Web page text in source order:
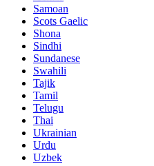
Samoan
Scots Gaelic
Shona
Sindhi
Sundanese
Swahili
Tajik
Tamil
Telugu
Thai
Ukrainian
Urdu
Uzbek